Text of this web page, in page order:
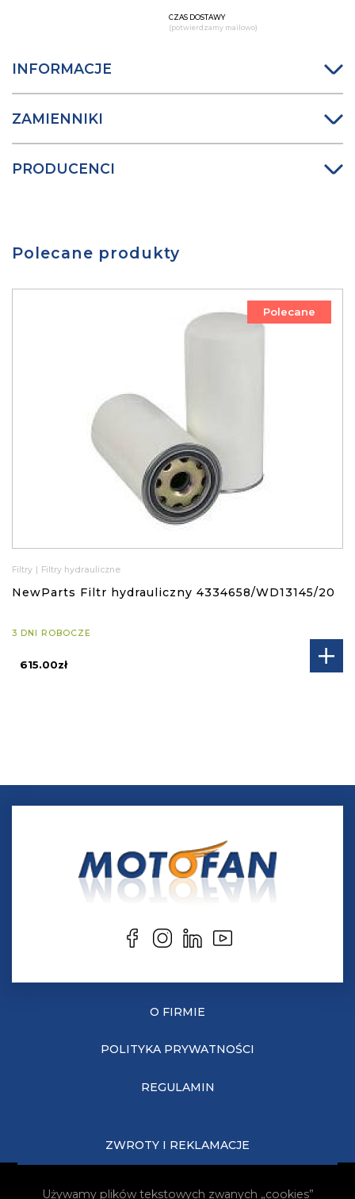
CZAS DOSTAWY
(potwierdzamy mailowo)
INFORMACJE
ZAMIENNIKI
PRODUCENCI
Polecane produkty
Polecane
Filtry | Filtry hydrauliczne
NewParts Filtr hydrauliczny 4334658/WD13145/20
3 DNI ROBOCZE
615.00zł
O FIRMIE
POLITYKA PRYWATNOŚCI
REGULAMIN
ZWROTY I REKLAMACJE
Używamy plików tekstowych zwanych „cookies”